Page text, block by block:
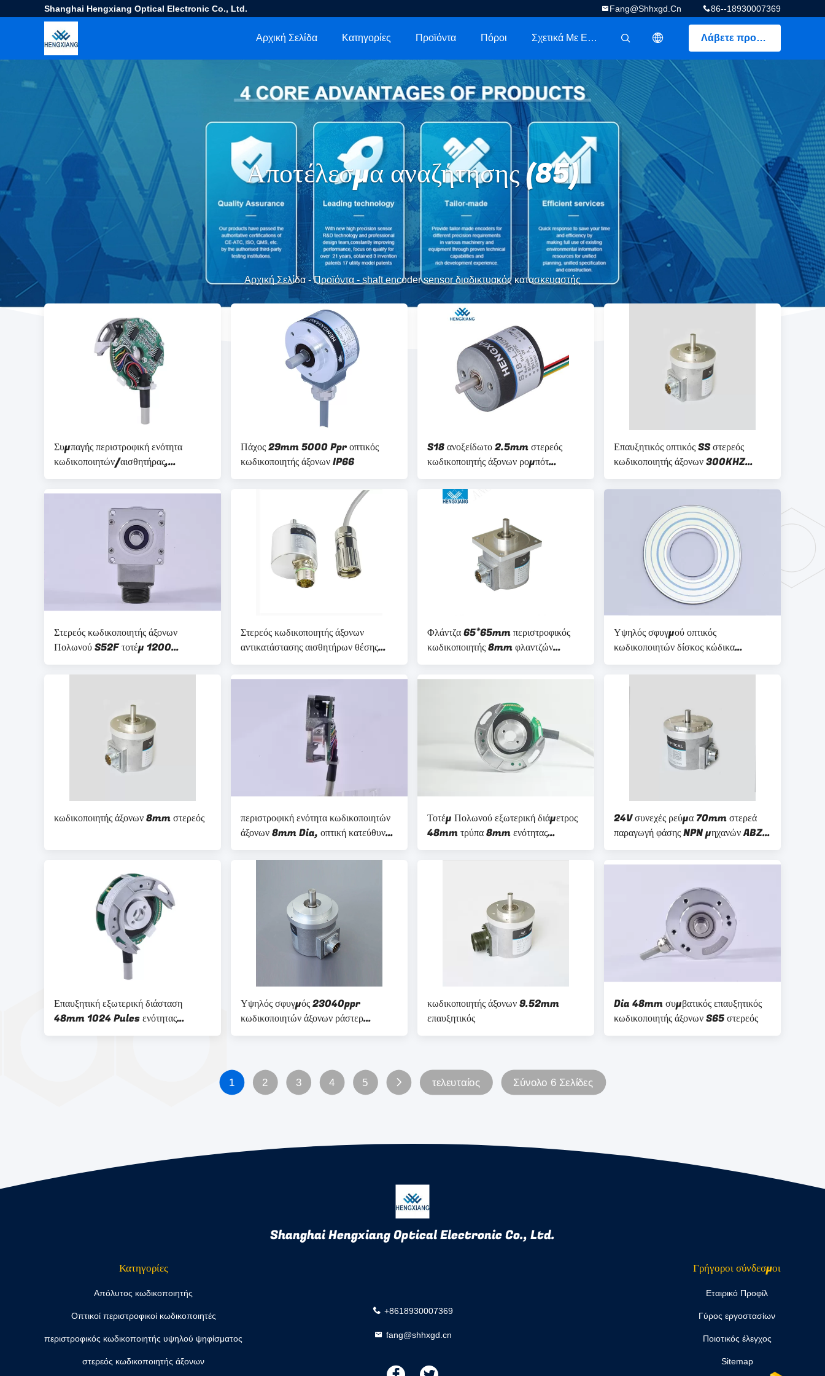
Shanghai Hengxiang Optical Electronic Co., Ltd. 86--18930007369
Fang@shhxgd.cn
Λάβετε προσφορά
描述
Αρχική Σελίδα Κατηγορίες Προϊόντα Πόροι Σχετικά Με Εμάς
Αποτέλεσμα αναζήτησης (85)
Αρχική Σελίδα-Προϊόντα - shaft encoder sensor διαδικτυακός κατασκευαστής
Συμπαγής περιστροφική ενότητα
κωδικοποιητών/αισθητήρας,
αισθητήρας κωδικοποιητών άξονων
σειράς Z48
Πάχος 29mm 5000 Ppr οπτικός
κωδικοποιητής άξονων IP66
S18 ανοξείδωτο 2.5mm στερεός
κωδικοποιητής άξονων ρομπότ
μικροϋπολογιστών
Επαυξητικός οπτικός SS στερεός
κωδικοποιητής άξονων 300KHZ
150mA
Στερεός κωδικοποιητής άξονων
Πολωνού S52F τοτέμ 1200
ψηφίσματος
Στερεός κωδικοποιητής άξονων
αντικατάστασης αισθητήρων θέσης
NPN
Φλάντζα 65*65mm περιστροφικός
κωδικοποιητής 8mm φλαντζών
στερεός κωδικοποιητής άξονων
Υψηλός σφυγμού οπτικός
κωδικοποιητών δίσκος κώδικα
ενότητας αντανακλαστικός
κωδικοποιητής άξονων 8mm στερεός
περιστροφική ενότητα κωδικοποιητών
άξονων 8mm Dia, οπτική κατεύθυνση
ενότητας CW κωδικοποιητών
Τοτέμ Πολωνού εξωτερική διάμετρος
48mm τρύπα 8mm ενότητας
κωδικοποιητών παραγωγής Z48
24V συνεχές ρεύμα 70mm στερεά
παραγωγή φάσης NPN μηχανών ABZ
κωδικοποιητών άξονων
Επαυξητική εξωτερική διάσταση
48mm 1024 Pules ενότητας
κωδικοποιητών τύπων περιστροφική
Υψηλός σφυγμός 23040ppr
κωδικοποιητών άξονων ράστερ
επαυξητικός στερεός
κωδικοποιητής άξονων 9.52mm
επαυξητικός
Dia 48mm συμβατικός επαυξητικός
κωδικοποιητής άξονων S65 στερεός
1 2 3 4 5 τελευταίος Σύνολο 6 Σελίδες
Shanghai Hengxiang Optical Electronic Co., Ltd.
Κατηγορίες
Απόλυτος κωδικοποιητής
Οπτικοί περιστροφικοί κωδικοποιητές
περιστροφικός κωδικοποιητής υψηλού ψηφίσματος
στερεός κωδικοποιητής άξονων
+8618930007369
fang@shhxgd.cn
Γρήγοροι σύνδεσμοι
Εταιρικό Προφίλ
Γύρος εργοστασίων
Ποιοτικός έλεγχος
Sitemap